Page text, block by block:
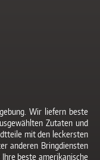
Wir liefern beste
Zutaten und
mit den leckersten
anderen Bringdiensten
beste amerikanische